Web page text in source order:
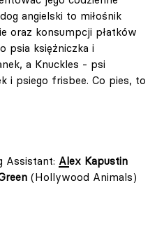
angielski to miłośnik
oraz konsumpcji płatków
psia księżniczka i
a Knuckles - psi
i psiego frisbee. Co pies, to
Assistant: Alex Kapustin
(Hollywood Animals)